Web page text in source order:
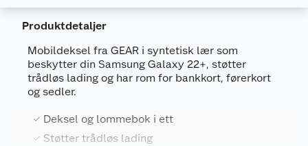
Produktdetaljer
Mobildeksel fra GEAR i syntetisk lær som
beskytter din Samsung Galaxy 22+, støtter
trådløs lading og har rom for bankkort, førerkort
og sedler.
Deksel og lommebok i ett
Støtter trådløs lading
Generelt
Leverandørens artikkelnummer